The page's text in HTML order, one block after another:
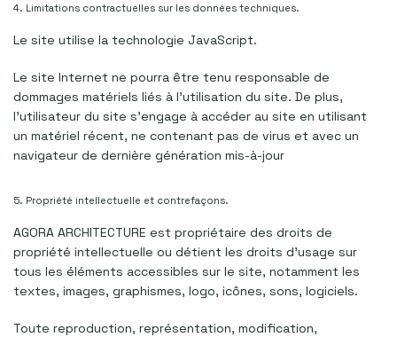
4. Limitations contractuelles sur les données techniques.
Le site utilise la technologie JavaScript.
Le site Internet ne pourra être tenu responsable de
dommages matériels liés à l’utilisation du site. De plus,
l’utilisateur du site s’engage à accéder au site en utilisant
un matériel récent, ne contenant pas de virus et avec un
navigateur de dernière génération mis-à-jour
5. Propriété intellectuelle et contrefaçons.
AGORA ARCHITECTURE est propriétaire des droits de
propriété intellectuelle ou détient les droits d’usage sur
tous les éléments accessibles sur le site, notamment les
textes, images, graphismes, logo, icônes, sons, logiciels.
Toute reproduction, représentation, modification,